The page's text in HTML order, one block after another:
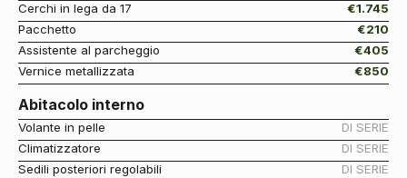
Cerchi in lega da 17
€1.745
Pacchetto
€210
Assistente al parcheggio
€405
Vernice metallizzata
€850
Abitacolo interno
Volante in pelle
DI SERIE
Climatizzatore
DI SERIE
Sedili posteriori regolabili
DI SERIE